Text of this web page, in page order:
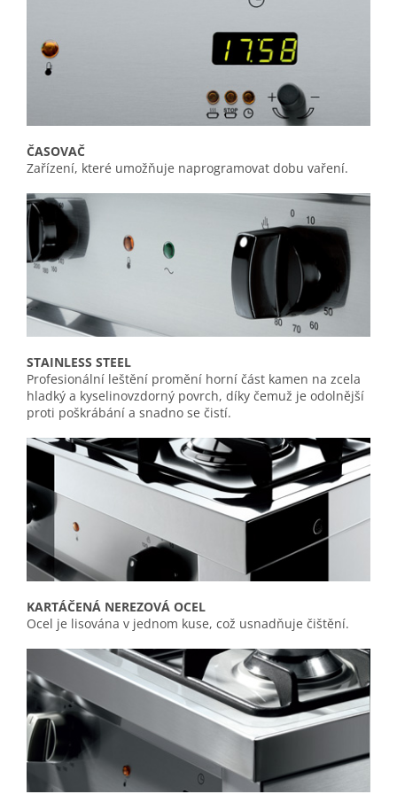
ČASOVAČ
Zařízení, které umožňuje naprogramovat dobu vaření.
STAINLESS STEEL
Profesionální leštění promění horní část kamen na zcela
hladký a kyselinovzdorný povrch, díky čemuž je odolnější
proti poškrábání a snadno se čistí.
KARTÁČENÁ NEREZOVÁ OCEL
Ocel je lisována v jednom kuse, což usnadňuje čištění.